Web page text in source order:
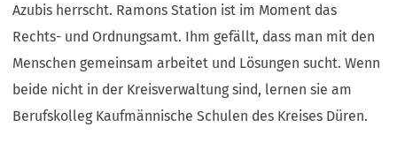
Azubis herrscht. Ramons Station ist im Moment das
Rechts- und Ordnungsamt. Ihm gefällt, dass man mit den
Menschen gemeinsam arbeitet und Lösungen sucht. Wenn
beide nicht in der Kreisverwaltung sind, lernen sie am
Berufskolleg Kaufmännische Schulen des Kreises Düren.